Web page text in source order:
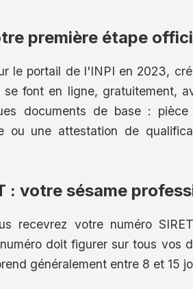
première étape
le portail de l'INPI en 2023,
font en ligne, gratuitement,
documents de base :
ou une attestation de
: votre sésame
recevrez votre numéro
doit figurer sur tous vos
généralement entre 8 et 15